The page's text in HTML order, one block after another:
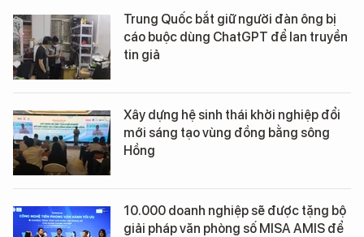
Trung Quốc bắt giữ người đàn ông bị
cáo buộc dùng ChatGPT để lan truyền
tin giả
Xây dựng hệ sinh thái khởi nghiệp đổi
mới sáng tạo vùng đồng bằng sông
Hồng
10.000 doanh nghiệp sẽ được tặng bộ
giải pháp văn phòng số MISA AMIS để